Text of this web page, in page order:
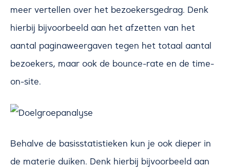
meer vertellen over het bezoekersgedrag. Denk
hierbij bijvoorbeeld aan het afzetten van het
aantal paginaweergaven tegen het totaal aantal
bezoekers, maar ook de bounce-rate en de time-
on-site.
Behalve de basisstatistieken kun je ook dieper in
de materie duiken. Denk hierbij bijvoorbeeld aan